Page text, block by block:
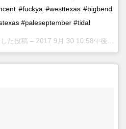
#fuckya #westtexas #bigbend
#paleseptember #tidal
た投稿 – 2017 9月 30 10:58午後 PDT